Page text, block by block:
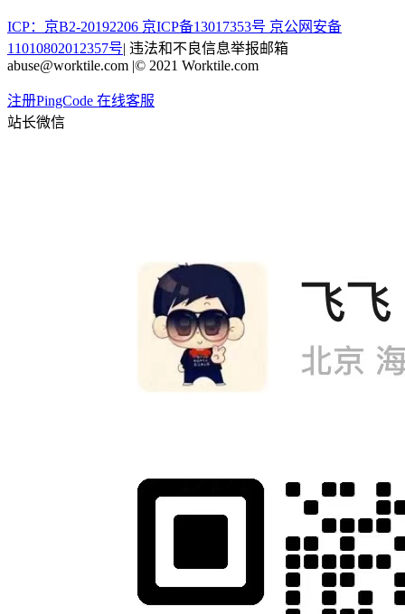
ICP：京B2-20192206 京ICP备13017353号 京公网安备
11010802012357号| 违法和不良信息举报邮箱
abuse@worktile.com |© 2021 Worktile.com
注册PingCode 在线客服
站长微信